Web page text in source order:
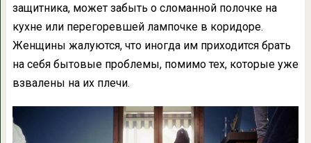
защитника, может забыть о сломанной полочке на
кухне или перегоревшей лампочке в коридоре.
Женщины жалуются, что иногда им приходится брать
на себя бытовые проблемы, помимо тех, которые уже
взвалены на их плечи.